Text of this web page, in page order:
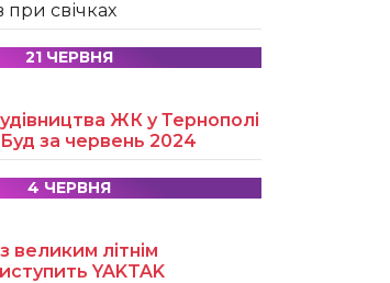
при свічках
21 ЧЕРВНЯ
ЖК у Тернополі
за червень 2024
4 ЧЕРВНЯ
великим літнім
YAKTAK